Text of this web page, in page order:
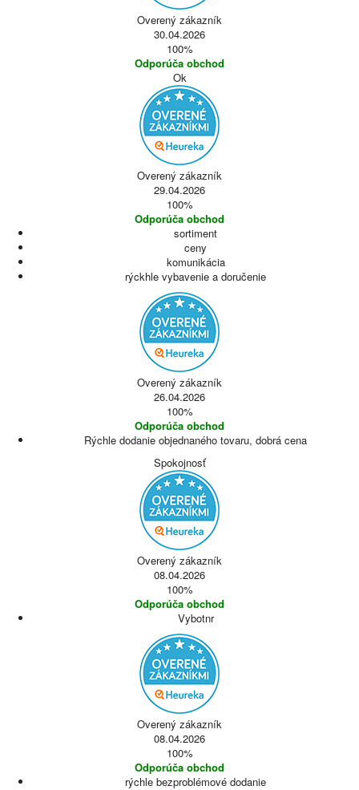
Overený zákazník
30.04.2026
100%
Odporúča obchod
Ok
Overený zákazník
29.04.2026
100%
Odporúča obchod
sortiment
ceny
komunikácia
rýckhle vybavenie a doručenie
Overený zákazník
26.04.2026
100%
Odporúča obchod
Rýchle dodanie objednaného tovaru, dobrá cena
Spokojnosť
Overený zákazník
08.04.2026
100%
Odporúča obchod
Vybotnr
Overený zákazník
08.04.2026
100%
Odporúča obchod
rýchle bezproblémové dodanie